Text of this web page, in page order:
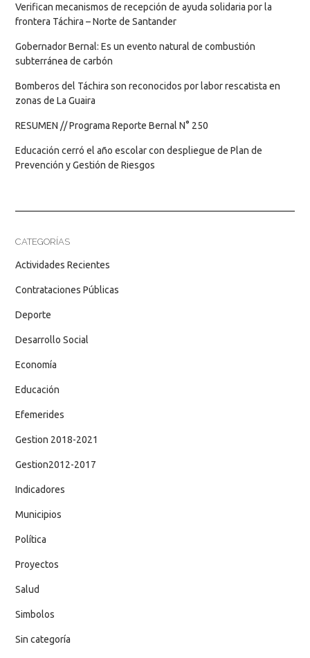
Verifican mecanismos de recepción de ayuda solidaria por la
frontera Táchira – Norte de Santander
Gobernador Bernal: Es un evento natural de combustión
subterránea de carbón
Bomberos del Táchira son reconocidos por labor rescatista en
zonas de La Guaira
RESUMEN // Programa Reporte Bernal N° 250
Educación cerró el año escolar con despliegue de Plan de
Prevención y Gestión de Riesgos
CATEGORÍAS
Actividades Recientes
Contrataciones Públicas
Deporte
Desarrollo Social
Economía
Educación
Efemerides
Gestion 2018-2021
Gestion2012-2017
Indicadores
Municipios
Política
Proyectos
Salud
Simbolos
Sin categoría